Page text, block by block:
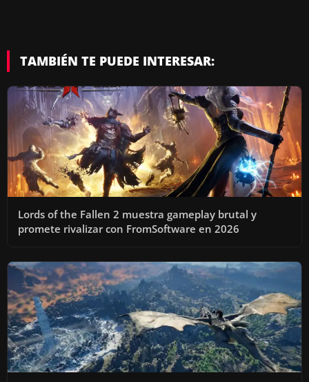
TAMBIÉN TE PUEDE INTERESAR:
Lords of the Fallen 2 muestra gameplay brutal y
promete rivalizar con FromSoftware en 2026